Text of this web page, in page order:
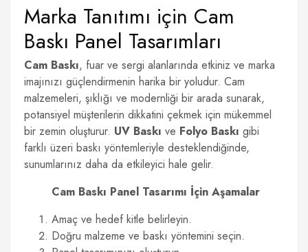
Marka Tanıtımı için Cam
Baskı Panel Tasarımları
Cam Baskı, fuar ve sergi alanlarında etkiniz ve marka
imajınızı güçlendirmenin harika bir yoludur. Cam
malzemeleri, şıklığı ve modernliği bir arada sunarak,
potansiyel müşterilerin dikkatini çekmek için mükemmel
bir zemin oluşturur. UV Baskı ve Folyo Baskı gibi
farklı üzeri baskı yöntemleriyle desteklendiğinde,
sunumlarınız daha da etkileyici hale gelir.
Cam Baskı Panel Tasarımı İçin Aşamalar
Amaç ve hedef kitle belirleyin.
Doğru malzeme ve baskı yöntemini seçin.